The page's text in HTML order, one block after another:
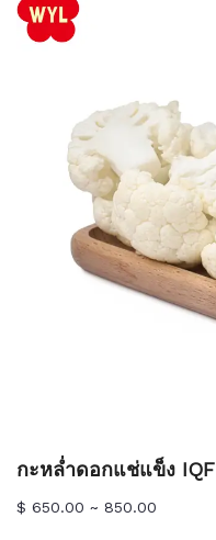
กะหล่ำดอกแช่แข็ง IQF
$ 650.00 ~ 850.00